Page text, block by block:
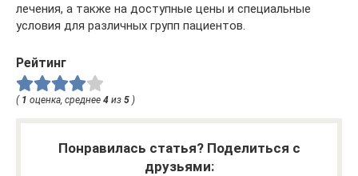
лечения, а также на доступные цены и специальные
условия для различных групп пациентов.
Рейтинг
( 1 оценка, среднее 4 из 5 )
Понравилась статья? Поделиться с
друзьями: